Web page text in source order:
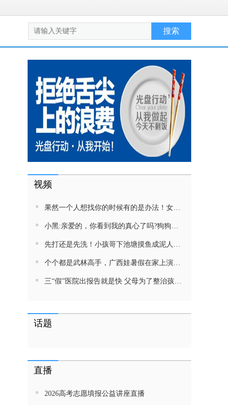
视频
果然一个人想找你的时候有的是办法！女生吵架将男友拉黑，结果男友给家里狗打电话了！汪：吵死了，一会就去把号码注销
小黑:亲爱的，你看到我的真心了吗?狗狗雨中等好朋狗不愿离去，网友:确实搞笑，黄黄都有男朋友，你却没有
先打还是先洗！小孩哥下池塘摸鱼成泥人！网友：这才是童年该有的样子，好怀念
个个都是武林高手，广西娃暑假在家上演武侠片，80后90后:以前我们也这样玩
三“假”医院出报告就是快 父母为了整治孩子少吃零食想尽了办法 网友：“又有”笑死我了
话题
直播
2026高考志愿填报公益讲座直播